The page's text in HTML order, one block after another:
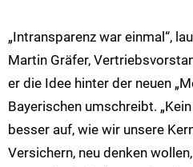
„Intransparenz war einmal“,
Martin Gräfer,
er die Idee hinter der neuen
Bayerischen umschreibt.
besser auf, wie wir unsere
Versichern, neu denken